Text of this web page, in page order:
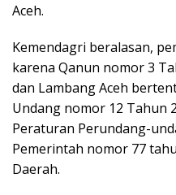
Aceh.
Kemendagri beralasan,
karena Qanun nomor 3
dan Lambang Aceh
Undang nomor 12 Tahun
Peraturan Perundang-
Pemerintah nomor 77
Daerah.